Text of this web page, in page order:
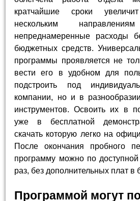
кратчайшие сроки
нескольким
непреднамеренные расходы
бюджетных средств.
программы проявляется не
вести его в удобном для
подстроить под
компании, но и в
инструментов. Освоить их в
уже в бесплатной
скачать которую легко на
После окончания пробного
программу можно по
раз, без дополнительных плат в
Программой могут